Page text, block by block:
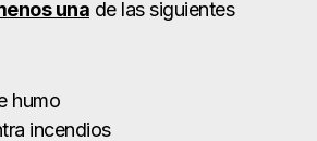
tiempo a los ocupantes del
Sin estos sistemas, los